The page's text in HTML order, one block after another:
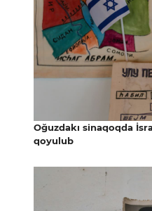
Oğuzdakı sinaqoqda
qoyulub